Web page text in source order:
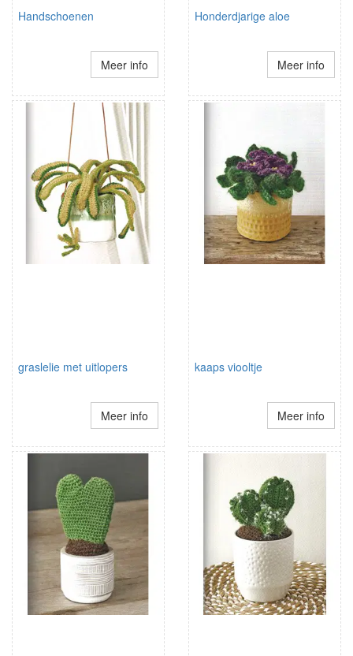
Handschoenen
Meer info
Honderdjarige aloe
Meer info
graslelie met uitlopers
Meer info
kaaps viooltje
Meer info